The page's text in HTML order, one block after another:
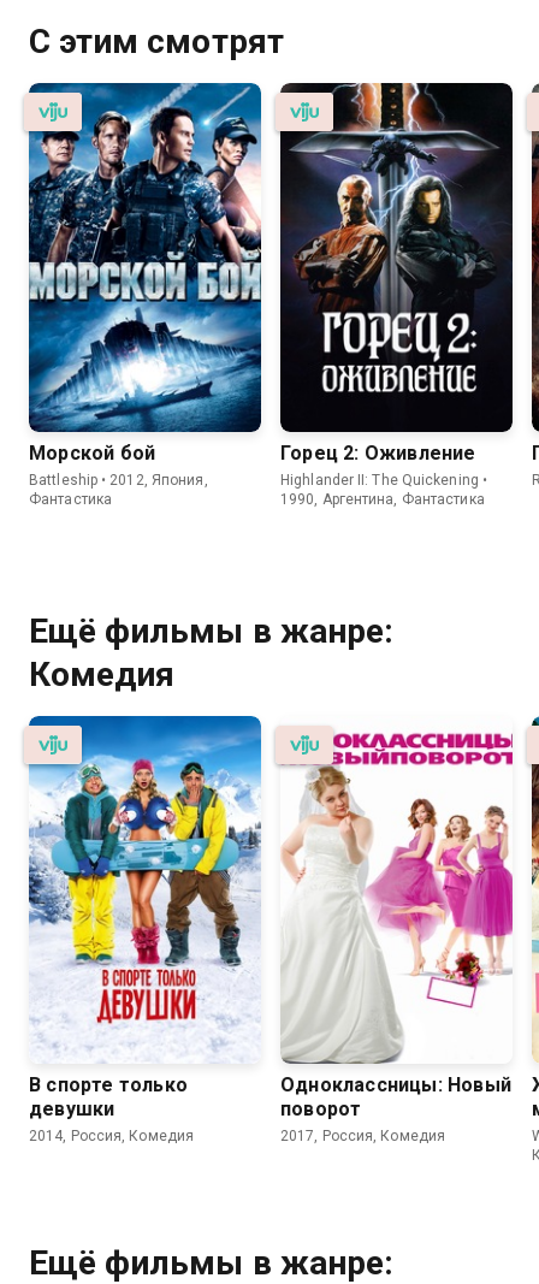
С этим смотрят
Морской бой
Battleship • 2012, Япония,
Фантастика
Горец 2: Оживление
Highlander II: The Quickening •
1990, Аргентина, Фантастика
Ещё фильмы в жанре:
Комедия
В спорте только
девушки
2014, Россия, Комедия
Одноклассницы: Новый
поворот
2017, Россия, Комедия
Ещё фильмы в жанре: